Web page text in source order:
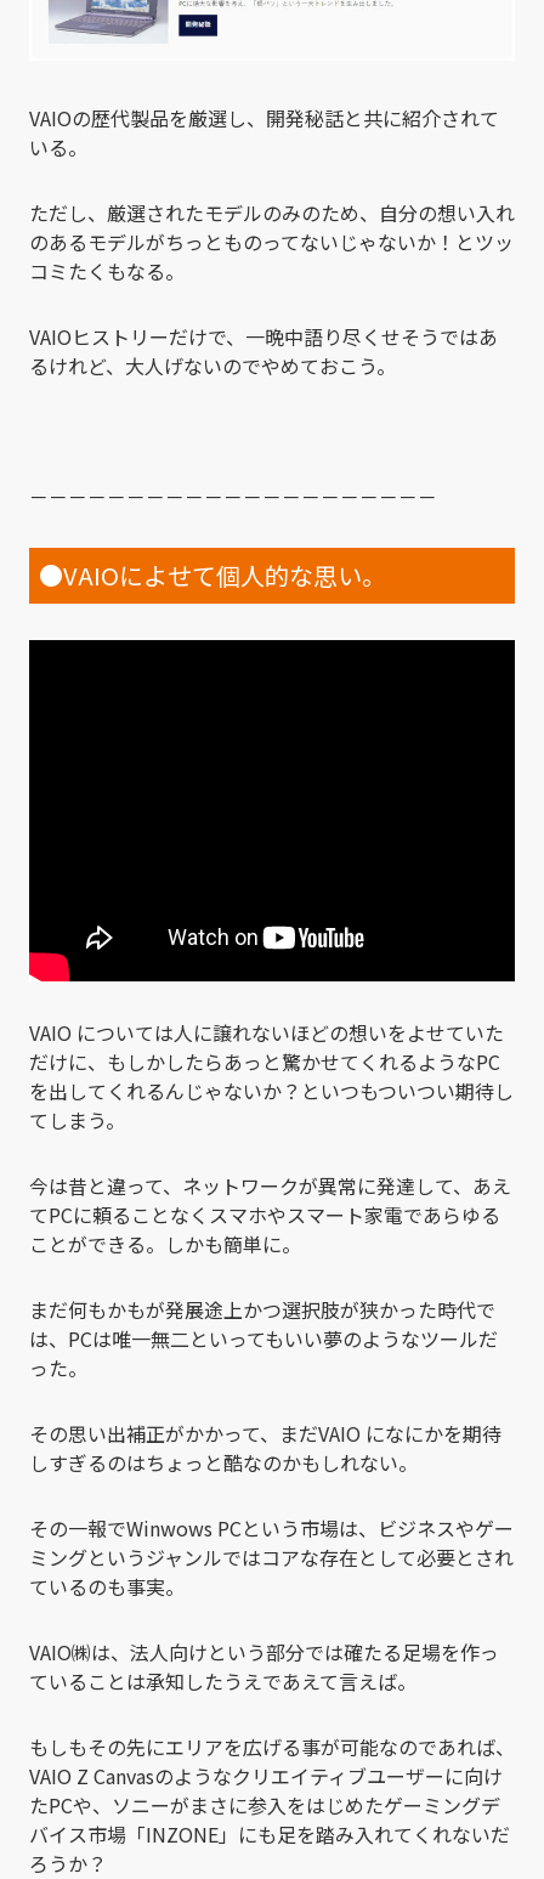
VAIOの歴代製品を厳選し、開発秘話と共に紹介されて
いる。
ただし、厳選されたモデルのみのため、自分の想い入れ
のあるモデルがちっとものってないじゃないか！とツッ
コミたくもなる。
VAIOヒストリーだけで、一晩中語り尽くせそうではあ
るけれど、大人げないのでやめておこう。
－－－－－－－－－－－－－－－－－－－－－
●VAIOによせて個人的な思い。
VAIO については人に譲れないほどの想いをよせていた
だけに、もしかしたらあっと驚かせてくれるようなPC
を出してくれるんじゃないか？といつもついつい期待し
てしまう。
今は昔と違って、ネットワークが異常に発達して、あえ
てPCに頼ることなくスマホやスマート家電であらゆる
ことができる。しかも簡単に。
まだ何もかもが発展途上かつ選択肢が狭かった時代で
は、PCは唯一無二といってもいい夢のようなツールだ
った。
その思い出補正がかかって、まだVAIO になにかを期待
しすぎるのはちょっと酷なのかもしれない。
その一報でWinwows PCという市場は、ビジネスやゲー
ミングというジャンルではコアな存在として必要とされ
ているのも事実。
VAIO㈱は、法人向けという部分では確たる足場を作っ
ていることは承知したうえであえて言えば。
もしもその先にエリアを広げる事が可能なのであれば、
VAIO Z Canvasのようなクリエイティブユーザーに向け
たPCや、ソニーがまさに参入をはじめたゲーミングデ
バイス市場「INZONE」にも足を踏み入れてくれないだ
ろうか？